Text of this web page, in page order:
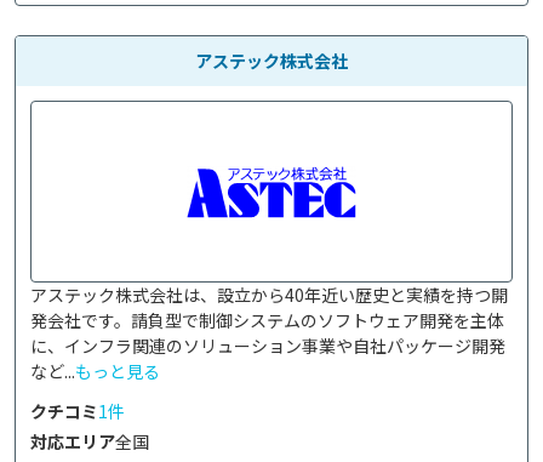
アステック株式会社
アステック株式会社は、設立から40年近い歴史と実績を持つ開
発会社です。請負型で制御システムのソフトウェア開発を主体
に、インフラ関連のソリューション事業や自社パッケージ開発
など...もっと見る
クチコミ1件
対応エリア全国